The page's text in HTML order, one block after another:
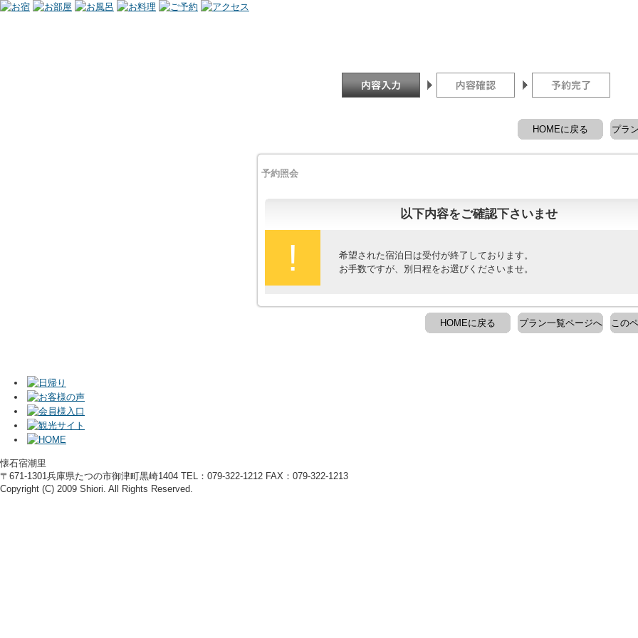
プラ
HOMEに戻る
予約照会
以下内容をご確認下さいませ
!
希望された宿泊日は受付が終了しております。
お手数ですが、別日程をお選びくださいませ。
この
プラン一覧ページへ
HOMEに戻る
懐石宿潮里
〒671-1301兵庫県たつの市御津町黒崎1404 TEL：079-322-1212 FAX：079-322-1213
Copyright (C) 2009 Shiori. All Rights Reserved.